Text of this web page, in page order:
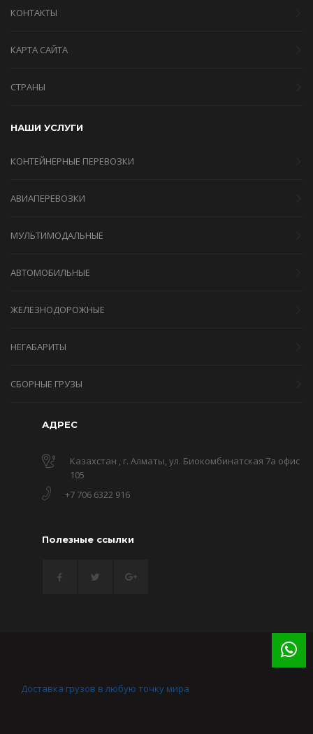
КОНТАКТЫ
КАРТА САЙТА
СТРАНЫ
НАШИ УСЛУГИ
КОНТЕЙНЕРНЫЕ ПЕРЕВОЗКИ
АВИАПЕРЕВОЗКИ
МУЛЬТИМОДАЛЬНЫЕ
АВТОМОБИЛЬНЫЕ
ЖЕЛЕЗНОДОРОЖНЫЕ
НЕГАБАРИТЫ
СБОРНЫЕ ГРУЗЫ
АДРЕС
Казахстан , г. Алматы, ул. Биокомбинатская 7а офис
105
+7 706 6322 916
Полезные ссылки
Доставка грузов в любую точку мира